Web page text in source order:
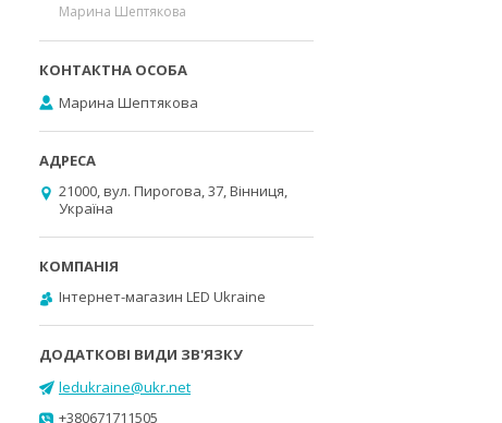
Марина Шептякова
Марина Шептякова
21000, вул. Пирогова, 37, Вінниця,
Україна
Інтернет-магазин LED Ukraine
ledukraine@ukr.net
+380671711505